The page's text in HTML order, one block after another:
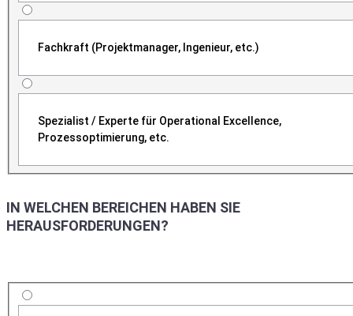
Fachkraft (Projektmanager, Ingenieur, etc.)
Spezialist / Experte für Operational Excellence,
Prozessoptimierung, etc.
IN WELCHEN BEREICHEN HABEN SIE
HERAUSFORDERUNGEN?